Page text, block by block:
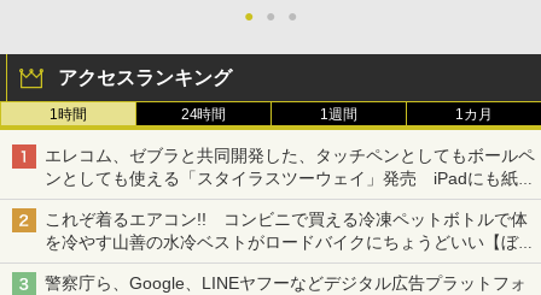
● ● ●
アクセスランキング
1時間 24時間 1週間 1カ月
エレコム、ゼブラと共同開発した、タッチペンとしてもボールペ
ンとしても使える「スタイラスツーウェイ」発売 iPadにも紙に
も、持ち替えずに書き込める
これぞ着るエアコン!! コンビニで買える冷凍ペットボトルで体
を冷やす山善の水冷ベストがロードバイクにちょうどいい【ぼっ
ち・ざ・ろーど！その14】【空いた時間でなにしてる？】
警察庁ら、Google、LINEヤフーなどデジタル広告プラットフォ